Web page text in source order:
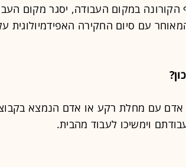
במקום העבודה, יסגר מקום
עם סיום החקירה האפידמיולוגית על
אדם עם מחלת רקע או אדם הנמצא
וימשיכו לעבוד מהבית.